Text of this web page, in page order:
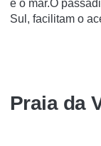
e o mar.O
Sul, facilitam o
Praia da